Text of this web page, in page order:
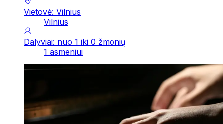
Vietovė: Vilnius
Vilnius
Dalyviai: nuo 1 iki 0 žmonių
1 asmeniui